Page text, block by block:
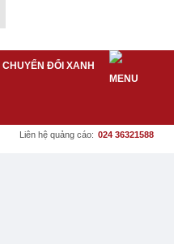
CHUYỂN ĐỔI XANH
Liên hệ quảng cáo: 024 36321588